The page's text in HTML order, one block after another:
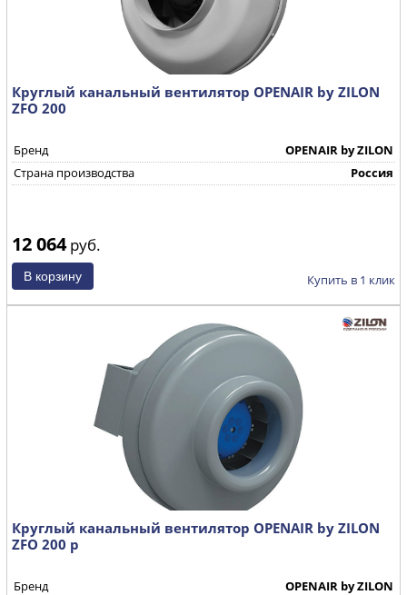
Круглый канальный вентилятор OPENAIR by ZILON
ZFO 200
Бренд
OPENAIR by ZILON
Страна производства
Россия
12 064руб.
Купить в 1 клик
Круглый канальный вентилятор OPENAIR by ZILON
ZFO 200 р
Бренд
OPENAIR by ZILON